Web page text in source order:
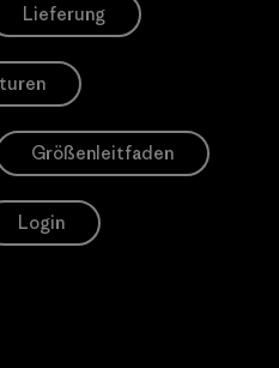
Lieferung
Größenleitfaden
Login